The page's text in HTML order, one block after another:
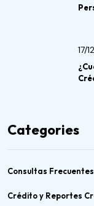
17/
Categories
Consultas Frecuentes
Crédito y Reportes